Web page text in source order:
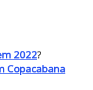
2022?
Copacabana